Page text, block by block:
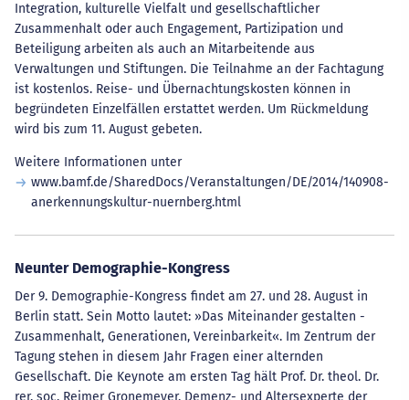
Integration, kulturelle Vielfalt und gesellschaftlicher
Zusammenhalt oder auch Engagement, Partizipation und
Beteiligung arbeiten als auch an Mitarbeitende aus
Verwaltungen und Stiftungen. Die Teilnahme an der Fachtagung
ist kostenlos. Reise- und Übernachtungskosten können in
begründeten Einzelfällen erstattet werden. Um Rückmeldung
wird bis zum 11. August gebeten.
Weitere Informationen unter
www.bamf.de/SharedDocs/Veranstaltungen/DE/2014/140908-
anerkennungskultur-nuernberg.html
Neunter Demographie-Kongress
Der 9. Demographie-Kongress findet am 27. und 28. August in
Berlin statt. Sein Motto lautet: »Das Miteinander gestalten -
Zusammenhalt, Generationen, Vereinbarkeit«. Im Zentrum der
Tagung stehen in diesem Jahr Fragen einer alternden
Gesellschaft. Die Keynote am ersten Tag hält Prof. Dr. theol. Dr.
rer. soc. Reimer Gronemeyer, Demenz- und Altersexperte der